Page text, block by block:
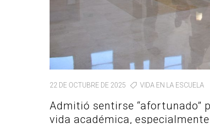
22 DE OCTUBRE DE 2025 VIDA EN LA ESCUELA
Admitió sentirse “afortunado”
vida académica,